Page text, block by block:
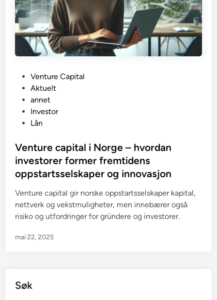
i
n
Venture Capital
Aktuelt
annet
Investor
Lån
Venture capital i Norge – hvordan
investorer former fremtidens
oppstartsselskaper og innovasjon
Venture capital gir norske oppstartsselskaper kapital,
nettverk og vekstmuligheter, men innebærer også
risiko og utfordringer for gründere og investorer.
mai 22, 2025
Søk